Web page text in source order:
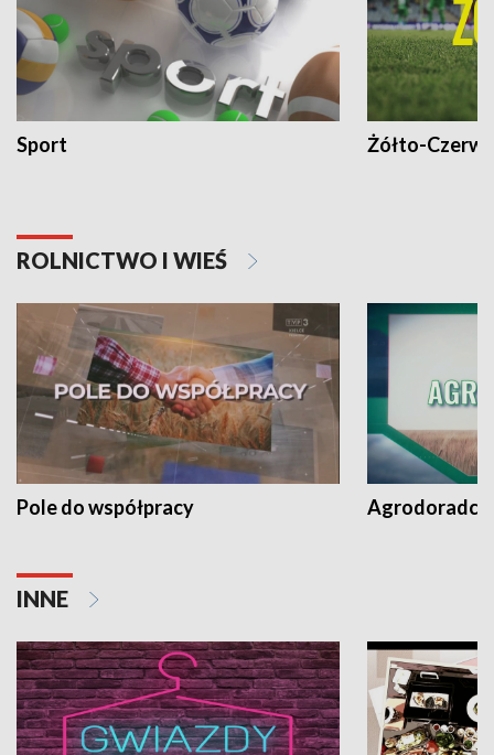
Sport Żółto-
ROLNICTWO I WIEŚ
Pole do współpracy Agrodoradcy
INNE